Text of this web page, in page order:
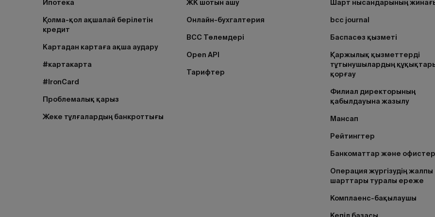
Ипотека
Қолма-қол ақшалай берілетін
кредит
Картадан картаға ақша аудару
#картакарта
#IronCard
Проблемалық қарыз
Жеке тұлғалардың банкроттығы
ЖК шотын ашу
Онлайн-бухгалтерия
BCC Төлемдері
Open API
Тарифтер
Шарт нысандарының
bcc journal
Баспасөз қызметі
Қаржылық қызметтерді
тұтынушылардың
қорғау
Филиал директорының
қабылдауына жазылу
Мансап
Рейтингтер
Банкоматтар және офистер
Операция жүргізудің жалпы
шарттары туралы ереже
Комплаенс-бақылаушы